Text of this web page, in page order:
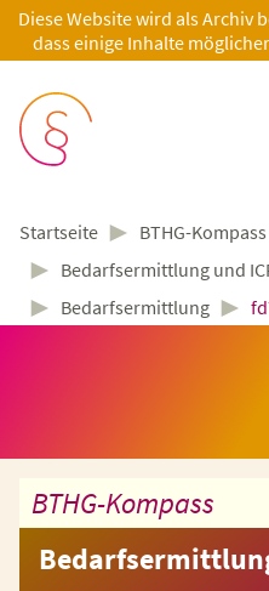
Diese Website wird als Archiv
dass einige Inhalte
Startseite ► BTHG-Kompass
► Bedarfsermittlung und
► Bedarfsermittlung ►
BTHG-Kompass